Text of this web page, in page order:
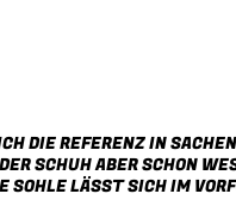
DIE REFERENZ IN SACHEN
SCHUH ABER SCHON
LÄSST SICH IM